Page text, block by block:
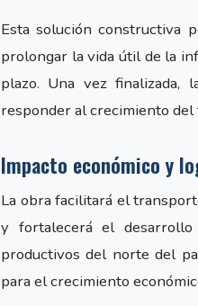
Esta solución constructiva
prolongar la vida útil de la
plazo. Una vez finalizada,
responder al crecimiento
Impacto económico y
La obra facilitará el
y fortalecerá el
productivos del norte del
para el crecimiento